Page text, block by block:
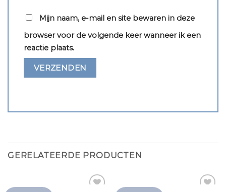
Mijn naam, e-mail en site bewaren in deze
browser voor de volgende keer wanneer ik een
reactie plaats.
GERELATEERDE PRODUCTEN